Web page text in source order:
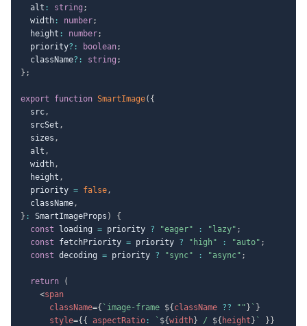
  alt
: string ;
  width
: number;
  height
: number;
  priority
? : boolean;
  className
? : string ;
} ;
export function SmartImage( {
  src
,
  srcSet
,
  sizes
,
  alt
,
  width
,
  height
,
  priority
= false,
  className
,
} : SmartImageProps )
{
const loading = priority ? "eager" : "lazy" ;
const fetchPriority = priority ? "high" : "auto" ;
const decoding = priority ? "sync" : "async" ;
return
(
<span
className={ ` image-frame ${ className ?? "" } ` }
style={ { aspectRatio : ` ${width} / ${ height } ` } }